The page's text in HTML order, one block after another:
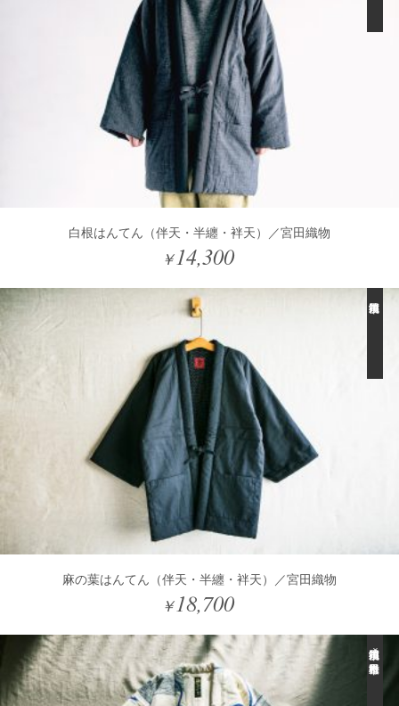
白根はんてん（伴天・半纏・袢天）／宮田織物
￥14,300
麻の葉はんてん（伴天・半纏・袢天）／宮田織物
￥18,700
福岡県筑後市×長野県松本市